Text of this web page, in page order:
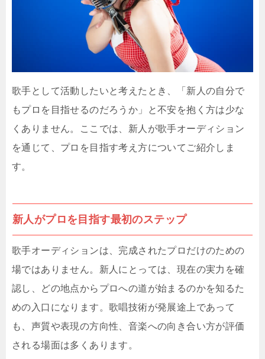
歌手として活動したいと考えたとき、「新人の自分で
もプロを目指せるのだろうか」と不安を抱く方は少な
くありません。ここでは、新人が歌手オーディション
を通じて、プロを目指す考え方についてご紹介しま
す。
新人がプロを目指す最初のステップ
歌手オーディションは、完成されたプロだけのための
場ではありません。新人にとっては、現在の実力を確
認し、どの地点からプロへの道が始まるのかを知るた
めの入口になります。歌唱技術が発展途上であって
も、声質や表現の方向性、音楽への向き合い方が評価
される場面は多くあります。